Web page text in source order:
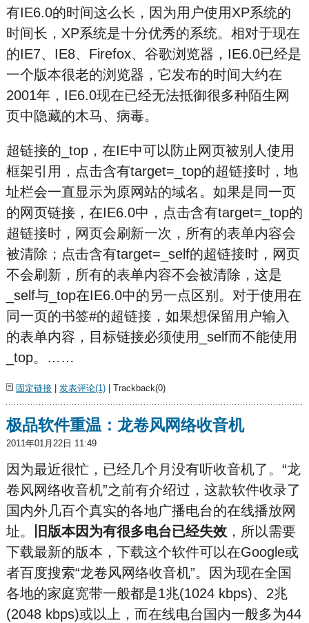
有IE6.0的时间这么长，因为用户使用XP系统的
时间长，XP系统是十分优秀的系统。相对于现在
的IE7、IE8、Firefox、谷歌浏览器，IE6.0已经是
一个版本很老的浏览器，它发布的时间大约在
2001年，IE6.0现在已经无法抵御很多种陌生网
页中隐藏的木马、病毒。
超链接的_top，在IE中可以防止网页被别人使用
框架引用，点击含有target=_top的超链接时，地
址栏会一直显示为原网站的域名。如果是同一页
的网页链接，在IE6.0中，点击含有target=_top的
超链接时，网页会刷新一次，所有的表单内容会
被清除；点击含有target=_self的超链接时，网页
不会刷新，所有的表单内容不会被清除，这是
_self与_top在IE6.0中的另一点区别。对于使用在
同一页的书签#的超链接，如果想保留用户输入
的表单内容，目标链接必须使用_self而不能使用
_top。……
固定链接| 发表评论(1)| Trackback(0)
极品软件重温：龙卷风网络收音机
2011年01月22日 11:49
因为最近很忙，已经几个月没有听收音机了。“龙
卷风网络收音机”之前有介绍过，这款软件收录了
国内外几百个真实的各地广播电台的在线播放网
址。
旧版本因为有很多电台已经失效，所以需要
下载最新的版本，下载这个软件可以在Google或
者百度搜索“龙卷风网络收音机”。因为现在全国
各地的家庭宽带一般都是1兆(1024 kbps)、2兆
(2048 kbps)或以上，而在线电台国内一般多为44